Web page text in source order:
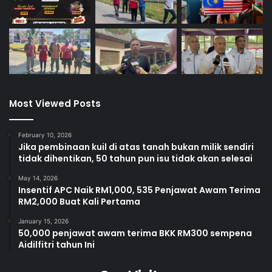
hidup.
Jangan biarkan ianya berlaku di depan mata kita.
LAWAN,LAPOR, LINDUNG.
Most Viewed Posts
February 10, 2026
Jika pembinaan kuil di atas tanah bukan milik sendiri
tidak dihentikan, 50 tahun pun isu tidak akan selesai
May 14, 2026
Insentif APC Naik RM1,000, 535 Penjawat Awam Terima
RM2,000 Buat Kali Pertama
January 15, 2026
50,000 penjawat awam terima BKK RM300 sempena
Aidilfitri tahun Ini